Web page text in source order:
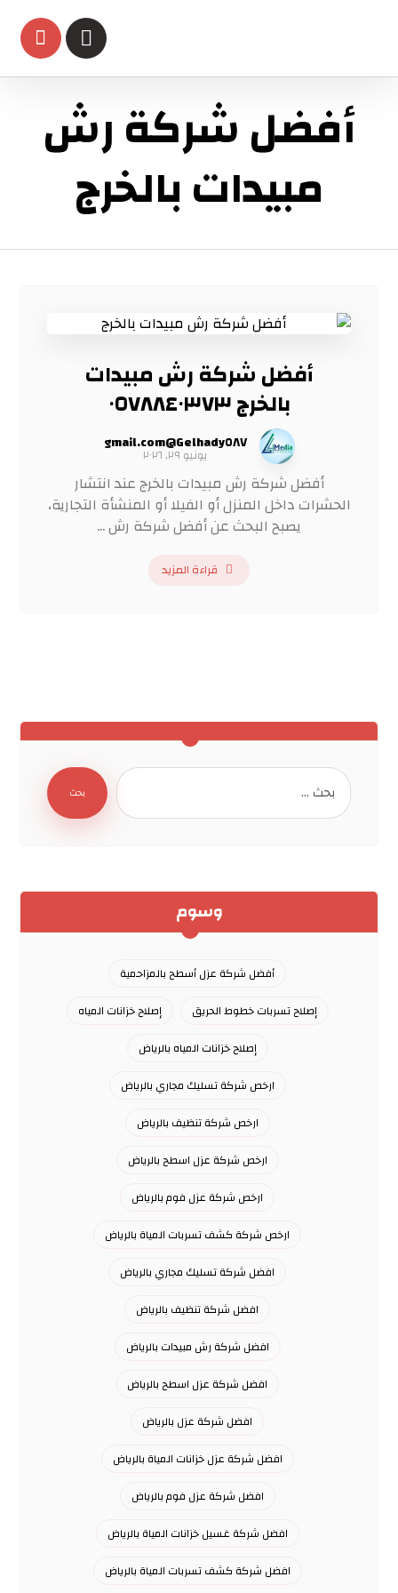
أفضل شركة رش
مبيدات بالخرج
أفضل شركة رش مبيدات
بالخرج ٠٥٧٨٨٤٠٣٧٣
Gelhady٥٨٧@gmail.com
يونيو ٢٩, ٢٠٢٦
أفضل شركة رش مبيدات بالخرج عند انتشار
الحشرات داخل المنزل أو الفيلا أو المنشأة التجارية،
يصبح البحث عن أفضل شركة رش ...
قراءة المزيد
بحث
وسوم
أفضل شركة عزل أسطح بالمزاحمية
إصلاح تسربات خطوط الحريق
إصلاح خزانات المياه
إصلاح خزانات المياه بالرياض
ارخص شركة تسليك مجاري بالرياض
ارخص شركة تنظيف بالرياض
ارخص شركة عزل اسطح بالرياض
ارخص شركة عزل فوم بالرياض
ارخص شركة كشف تسربات المياة بالرياض
افضل شركة تسليك مجاري بالرياض
افضل شركة تنظيف بالرياض
افضل شركة رش مبيدات بالرياض
افضل شركة عزل اسطح بالرياض
افضل شركة عزل بالرياض
افضل شركة عزل خزانات المياة بالرياض
افضل شركة عزل فوم بالرياض
افضل شركة غسيل خزانات المياة بالرياض
افضل شركة كشف تسربات المياة بالرياض